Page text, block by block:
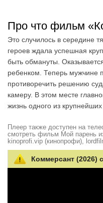
Про что фильм
Это случилось в середине
героев ждала успешная
быть обмануты.
ребенком. Теперь мужчине
противоречить решению
камеру. В этом месте
жизнь одного из
Плеер также доступен на
смотреть фильм Мой парень
kinoprofi.vip (кинопрофи),
Коммерсант (2026)